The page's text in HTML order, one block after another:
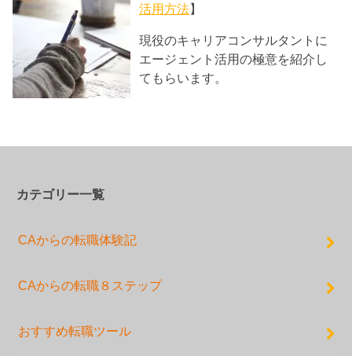
活用方法】
現役のキャリアコンサルタントに
エージェント活用の極意を紹介し
てもらいます。
カテゴリー一覧
CAからの転職体験記
CAからの転職８ステップ
おすすめ転職ツール